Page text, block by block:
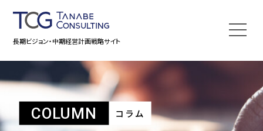
長期ビジョン・中期経営計画戦略サイト
COLUMN コラム